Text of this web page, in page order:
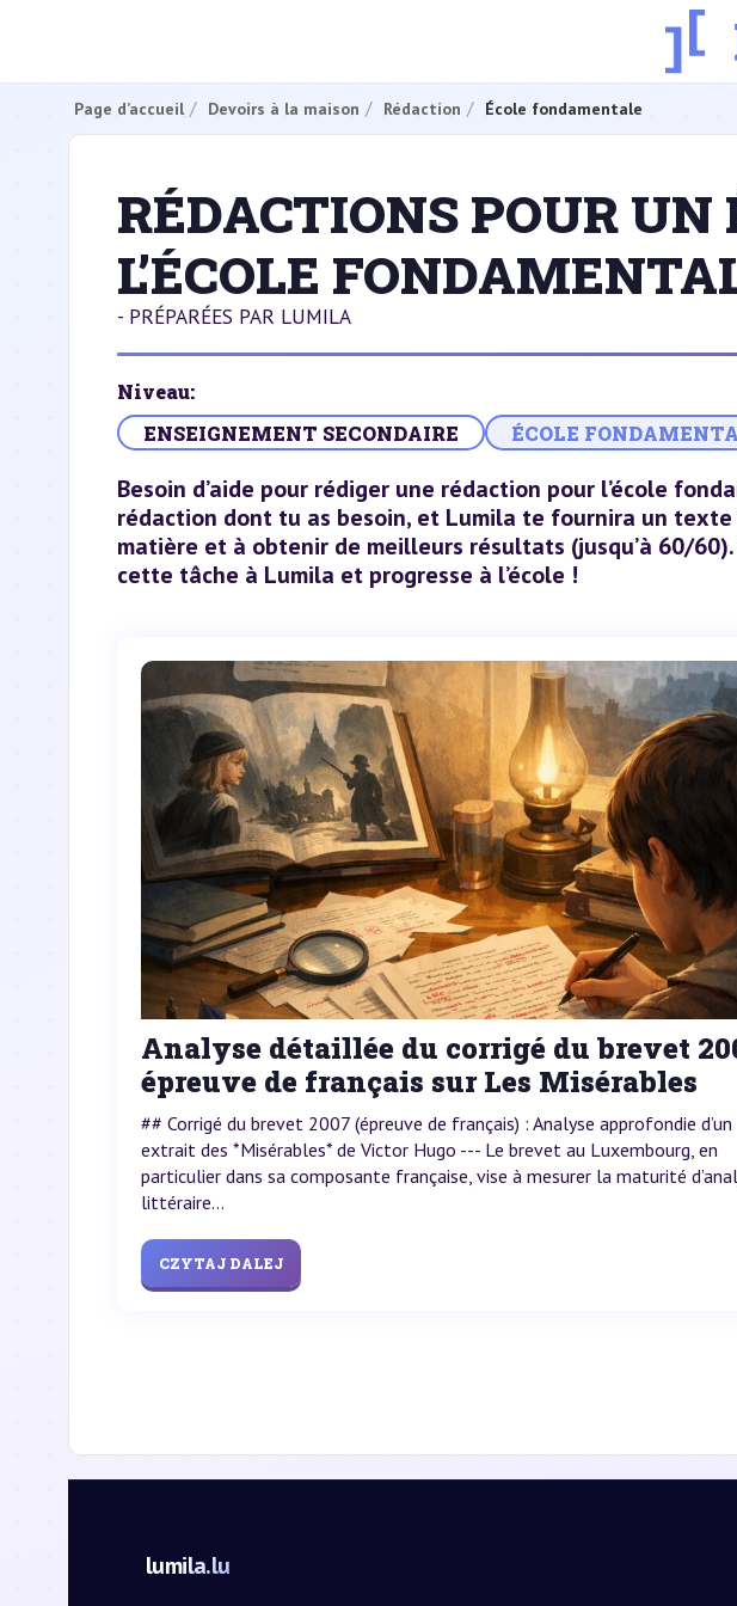
Page d’accueil Devoirs à la maison Rédaction École fondamentale
RÉDACTIONS POUR UN
L’ÉCOLE
- PRÉPARÉES PAR LUMILA
Niveau:
ENSEIGNEMENT SECONDAIRE
ÉCOLE
Besoin d’aide pour rédiger une rédaction pour l’école
rédaction dont tu as besoin, et Lumila te fournira un
matière et à obtenir de meilleurs résultats (jusqu’à 60/
cette tâche à Lumila et progresse à l’école !
Analyse détaillée du corrigé du brevet
épreuve de français sur Les Misérables
## Corrigé du brevet 2007 (épreuve de français) : Analyse approfondie d’un
extrait des *Misérables* de Victor Hugo --- Le brevet au Luxembourg, en
particulier dans sa composante française, vise à mesurer la maturité
littéraire...
CZYTAJ DALEJ
lumila.lu